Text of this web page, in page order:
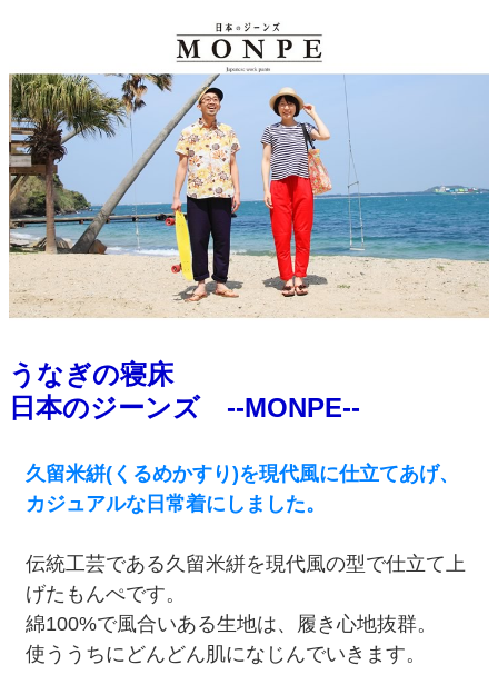
うなぎの寝床
日本のジーンズ --MONPE--
久留米絣(くるめかすり)を現代風に仕立てあげ、
カジュアルな日常着にしました。
伝統工芸である久留米絣を現代風の型で仕立て上
げたもんぺです。
綿100%で風合いある生地は、履き心地抜群。
使ううちにどんどん肌になじんでいきます。